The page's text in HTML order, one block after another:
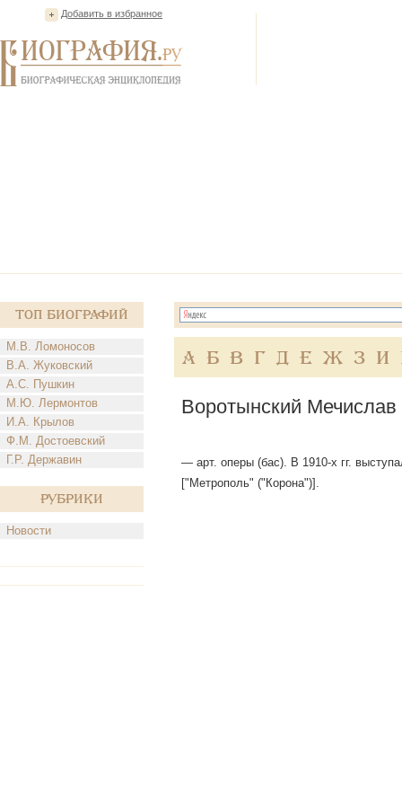
Добавить в избранное
Топ Биографий
М.В. Ломоносов
В.А. Жуковский
А.С. Пушкин
М.Ю. Лермонтов
И.А. Крылов
Ф.М. Достоевский
Г.Р. Державин
Рубрики
Новости
А Б В Г Д Е Ж З И
Воротынский
— арт. оперы (бас). В 1910-х гг.
["Метрополь" ("Корона")].